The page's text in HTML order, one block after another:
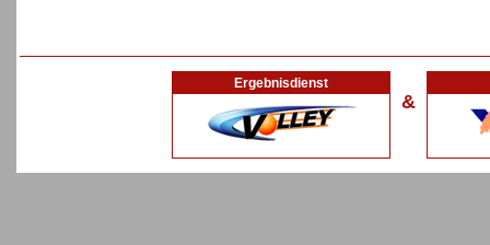
Ergebnisdienst
&